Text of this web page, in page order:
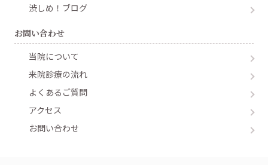
渋しめ！ブログ
お問い合わせ
当院について
来院診療の流れ
よくあるご質問
アクセス
お問い合わせ